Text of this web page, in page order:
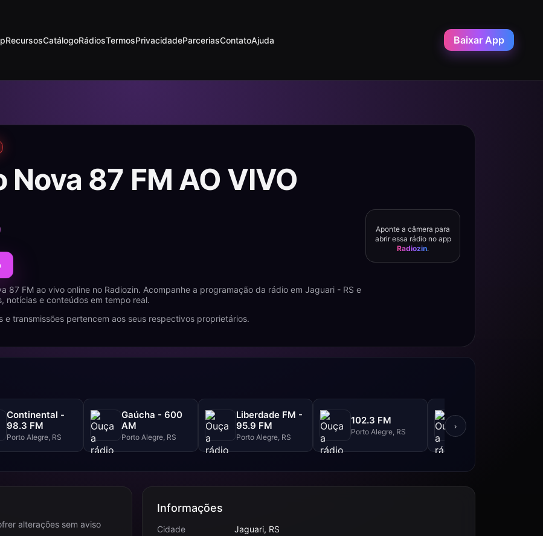
RecursosCatálogoRádiosTermosPrivacidadeParceriasContatoAjuda Baixar App
Nova 87 FM AO VIVO
87 FM ao vivo online no Radiozin. Acompanhe a programação da rádio em Jaguari - RS e
notícias e conteúdos em tempo real.
e transmissões pertencem aos seus respectivos proprietários.
Aponte a câmera para
abrir essa rádio no app
Radiozin.
Continental -
98.3 FM
Porto Alegre, RS
Gaúcha - 600
AM
Porto Alegre, RS
Liberdade FM -
95.9 FM
Porto Alegre, RS
102.3 FM
Porto Alegre, RS
95.9 FM
›
alterações sem aviso
Informações
Cidade
Jaguari, RS